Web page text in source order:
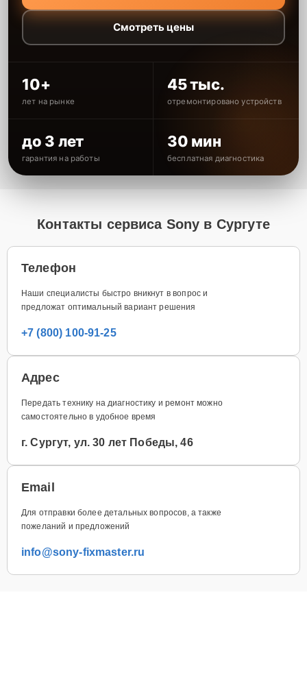
Смотреть цены
10+
лет на рынке
45 тыс.
отремонтировано устройств
до 3 лет
гарантия на работы
30 мин
бесплатная диагностика
Контакты сервиса Sony в Сургуте
Телефон
Наши специалисты быстро вникнут в вопрос и
предложат оптимальный вариант решения
+7 (800) 100-91-25
Адрес
Передать технику на диагностику и ремонт можно
самостоятельно в удобное время
г. Сургут, ул. 30 лет Победы, 46
Email
Для отправки более детальных вопросов, а также
пожеланий и предложений
info@sony-fixmaster.ru